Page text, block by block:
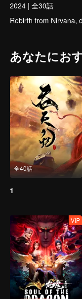
2024 | 全30話
Rebirth from Nirvana,
あなたにお
全40話
1
VIP